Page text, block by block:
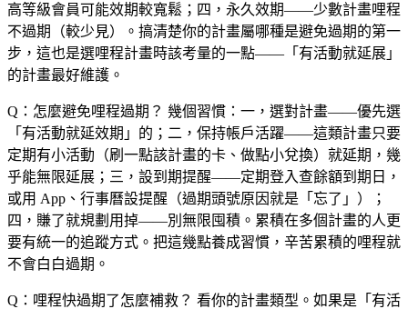
高等級會員可能效期較寬鬆；四，永久效期——少數計畫哩程
不過期（較少見）。搞清楚你的計畫屬哪種是避免過期的第一
步，這也是選哩程計畫時該考量的一點——「有活動就延展」
的計畫最好維護。
Q：怎麼避免哩程過期？ 幾個習慣：一，選對計畫——優先選
「有活動就延效期」的；二，保持帳戶活躍——這類計畫只要
定期有小活動（刷一點該計畫的卡、做點小兌換）就延期，幾
乎能無限延展；三，設到期提醒——定期登入查餘額到期日，
或用 App、行事曆設提醒（過期頭號原因就是「忘了」）；
四，賺了就規劃用掉——別無限囤積。累積在多個計畫的人更
要有統一的追蹤方式。把這幾點養成習慣，辛苦累積的哩程就
不會白白過期。
Q：哩程快過期了怎麼補救？ 看你的計畫類型。如果是「有活